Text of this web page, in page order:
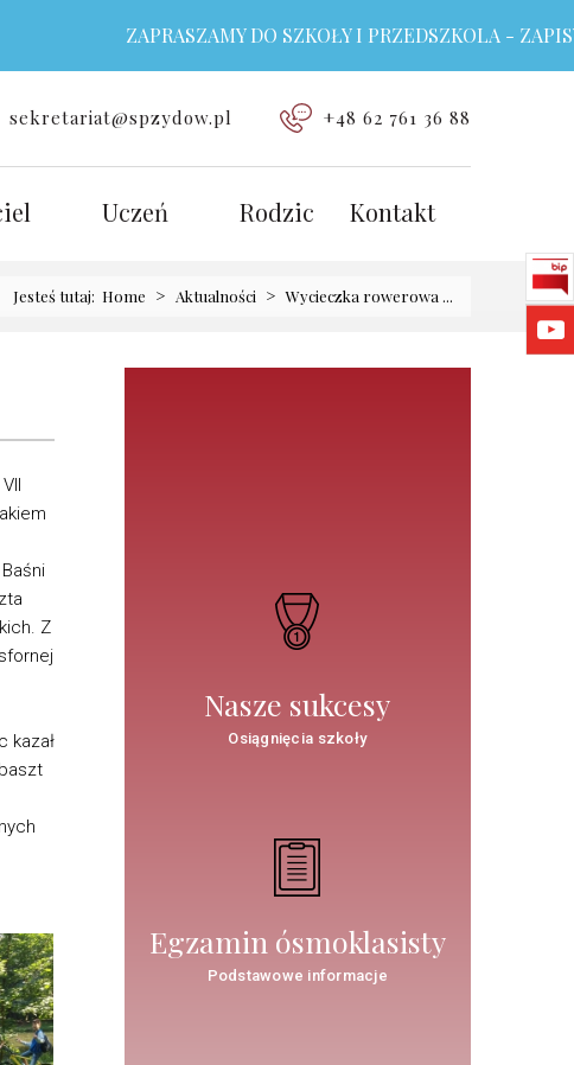
ZAPRASZAMY DO SZKOŁY I PRZEDSZKOLA - ZAPISY
sekretariat@spzydow.pl +48 62 761 36 88
Uczeń Rodzic Kontakt
Jesteś tutaj: Home > Aktualności > Wycieczka rowerowa ...
Z
kazał
Nasze sukcesy
Osiągnięcia szkoły
Egzamin ósmoklasisty
Podstawowe informacje